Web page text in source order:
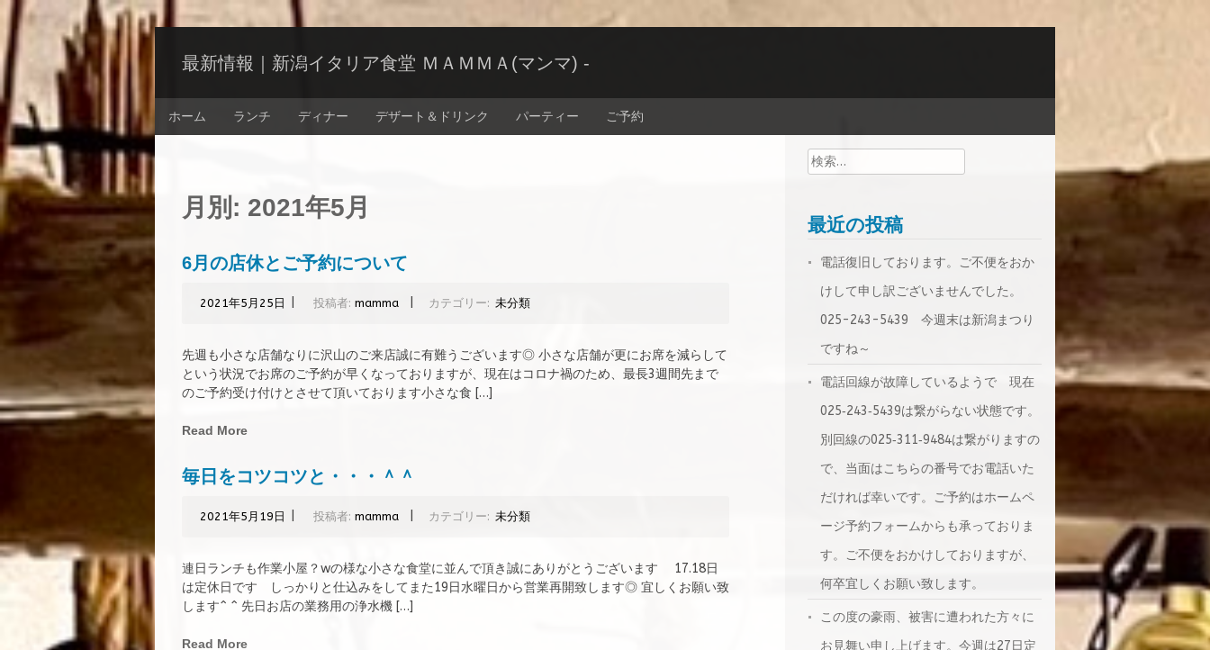
コ
ツ
へ
プ
最新情報｜新潟イタリア食堂 ＭＡＭＭＡ(マンマ) -
ン
ツ
へ
キ
ホーム ランチ ディナー デザート＆ドリンク パーティー ご予約
月別: 2021年5月
6月の店休とご予約について
2021年5月25日 投稿者: mamma カテゴリー: 未分類
先週も小さな店舗なりに沢山のご来店誠に有難うございます◎ 小さな店舗が更にお席を減らして
という状況でお席のご予約が早くなっておりますが、現在はコロナ禍のため、最長3週間先まで
のご予約受け付けとさせて頂いております小さな食 […]
Read More
毎日をコツコツと・・・＾＾
2021年5月19日 投稿者: mamma カテゴリー: 未分類
連日ランチも作業小屋？wの様な小さな食堂に並んで頂き誠にありがとうございます 17.18日
は定休日です しっかりと仕込みをしてまた19日水曜日から営業再開致します◎ 宜しくお願い致
します^ ^ 先日お店の業務用の浄水機 […]
Read More
検
索:
最近の投稿
電話復旧しております。ご不便をおか
けして申し訳ございませんでした。
025-243-5439 今週末は新潟まつり
ですね～
電話回線が故障しているようで 現在
025‐243‐5439は繋がらない状態です。
別回線の025‐311‐9484は繋がりますの
で、当面はこちらの番号でお電話いた
だければ幸いです。ご予約はホームペ
ージ予約フォームからも承っておりま
す。ご不便をおかけしておりますが、
何卒宜しくお願い致します。
この度の豪雨、被害に遭われた方々に
お見舞い申し上げます。今週は27日定